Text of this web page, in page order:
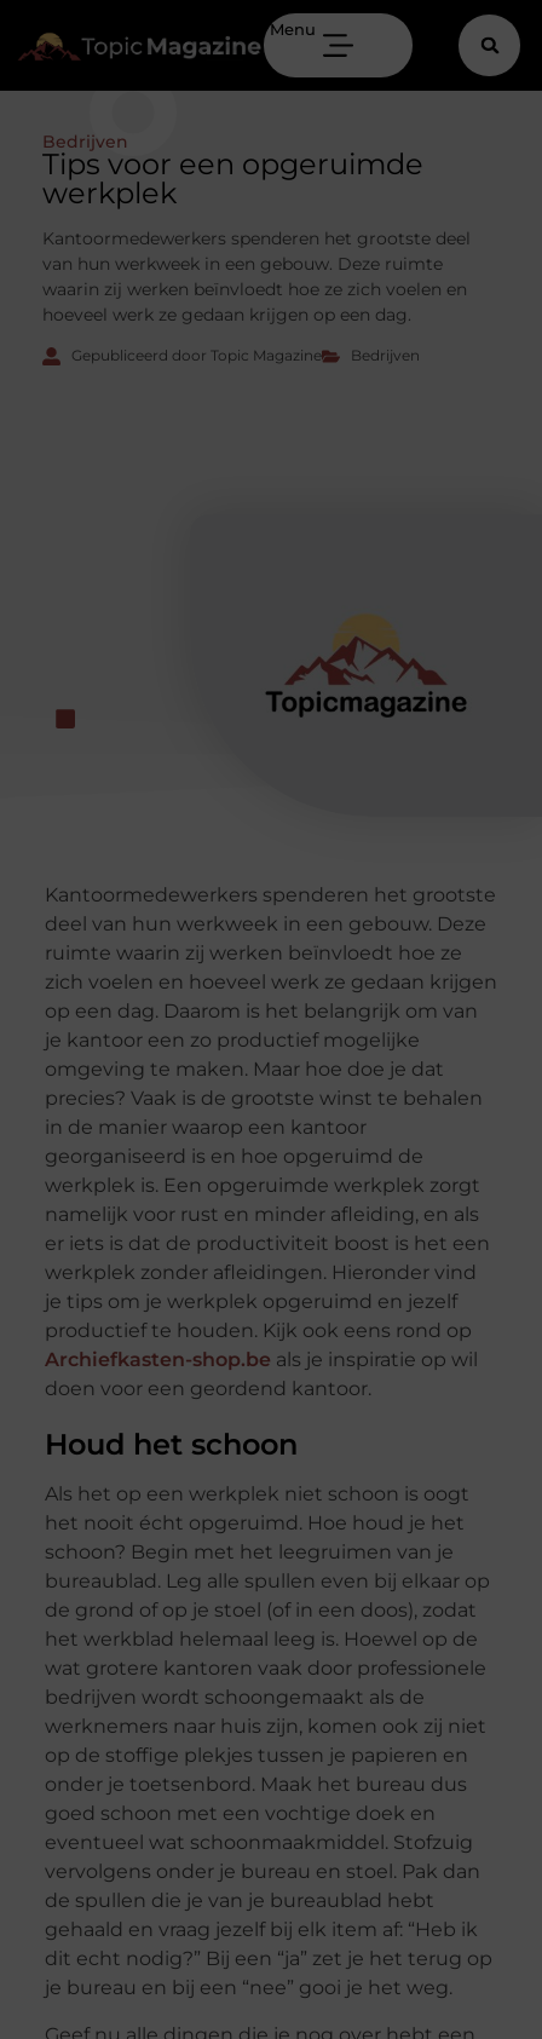
Menu
Bedrijven
Tips voor een opgeruimde
werkplek
Kantoormedewerkers spenderen het grootste deel
van hun werkweek in een gebouw. Deze ruimte
waarin zij werken beïnvloedt hoe ze zich voelen en
hoeveel werk ze gedaan krijgen op een dag.
Gepubliceerd door Topic Magazine Bedrijven
Kantoormedewerkers spenderen het grootste
deel van hun werkweek in een gebouw. Deze
ruimte waarin zij werken beïnvloedt hoe ze
zich voelen en hoeveel werk ze gedaan krijgen
op een dag. Daarom is het belangrijk om van
je kantoor een zo productief mogelijke
omgeving te maken. Maar hoe doe je dat
precies? Vaak is de grootste winst te behalen
in de manier waarop een kantoor
georganiseerd is en hoe opgeruimd de
werkplek is. Een opgeruimde werkplek zorgt
namelijk voor rust en minder afleiding, en als
er iets is dat de productiviteit boost is het een
werkplek zonder afleidingen. Hieronder vind
je tips om je werkplek opgeruimd en jezelf
productief te houden. Kijk ook eens rond op
Archiefkasten-shop.be als je inspiratie op wil
doen voor een geordend kantoor.
Houd het schoon
Als het op een werkplek niet schoon is oogt
het nooit écht opgeruimd. Hoe houd je het
schoon? Begin met het leegruimen van je
bureaublad. Leg alle spullen even bij elkaar op
de grond of op je stoel (of in een doos), zodat
het werkblad helemaal leeg is. Hoewel op de
wat grotere kantoren vaak door professionele
bedrijven wordt schoongemaakt als de
werknemers naar huis zijn, komen ook zij niet
op de stoffige plekjes tussen je papieren en
onder je toetsenbord. Maak het bureau dus
goed schoon met een vochtige doek en
eventueel wat schoonmaakmiddel. Stofzuig
vervolgens onder je bureau en stoel. Pak dan
de spullen die je van je bureaublad hebt
gehaald en vraag jezelf bij elk item af: “Heb ik
dit echt nodig?” Bij een “ja” zet je het terug op
je bureau en bij een “nee” gooi je het weg.